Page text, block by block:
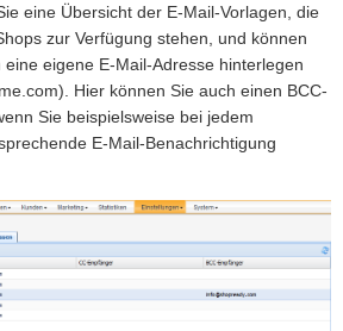
eine Übersicht der E-Mail-Vorlagen, die
zur Verfügung stehen, und können
eigene E-Mail-Adresse hinterlegen
Hier können Sie auch einen BCC-
Sie beispielsweise bei jedem
E-Mail-Benachrichtigung